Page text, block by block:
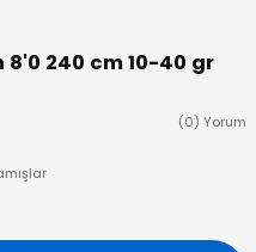
8'0 240 cm 10-40 gr
(0) Yorum